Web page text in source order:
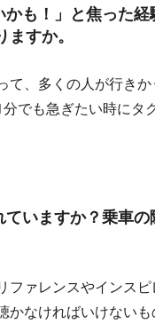
も！」と焦った
すか。
、多くの人が行き
でも急ぎたい時にタ
いますか？乗車
ァレンスやインス
かなければいけない